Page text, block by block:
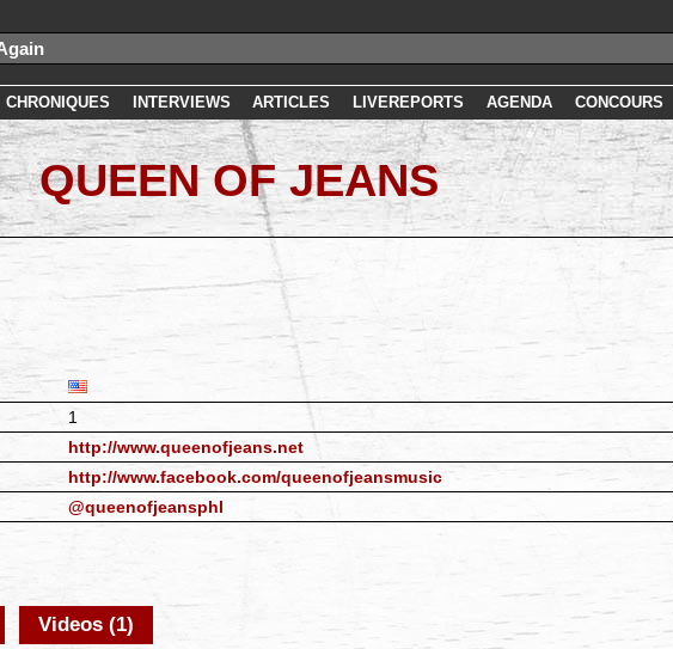
CHRONIQUES INTERVIEWS ARTICLES LIVEREPORTS AGENDA CONCOURS
QUEEN OF JEANS
1
http://www.queenofjeans.net
http://www.facebook.com/queenofjeansmusic
@queenofjeansphl
Videos (1)